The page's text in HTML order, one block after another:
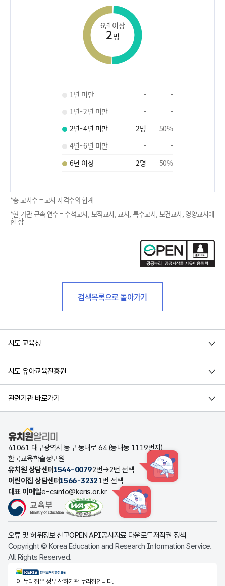
6년 이상
2명
1년 미만 -
-
1년~2년 미만
-
-
2년~4년 미만
2명 50%
4년~6년 미만
-
-
6년 이상
2명 50%
*총 교사수 = 교사 자격수의 합계
*현 기관 근속 연수 = 수석교사, 보직교사, 교사, 특수교사, 보건교사, 영양교사에
한 함
검색목록으로 돌아가기
시도 교육청
시도 유아교육진흥원
관련기관 바로가기
유치원알리미
41061 대구광역시 동구 동내로 64 (동내동 1119번지)
한국교육학술정보원
유치원 상담센터 1544-00792번→2번 선택 HINT
어린이집 상담센터1566-32321번 선택
대표 이메일e-csinfo@keris.or.kr
HINT
오류 및 허위정보 신고OPEN API공시자료 다운로드저작권 정책
Copyright © Korea Education and Research Information Service.
All Rights Reserved.
KERIS한국교육학술정보원
이 누리집은 정부 산하기관 누리집입니다.